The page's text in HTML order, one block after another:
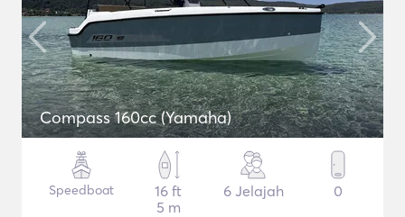
Compass 160cc (Yamaha)
Speedboat
16 ft
5 m
6 Jelajah 0